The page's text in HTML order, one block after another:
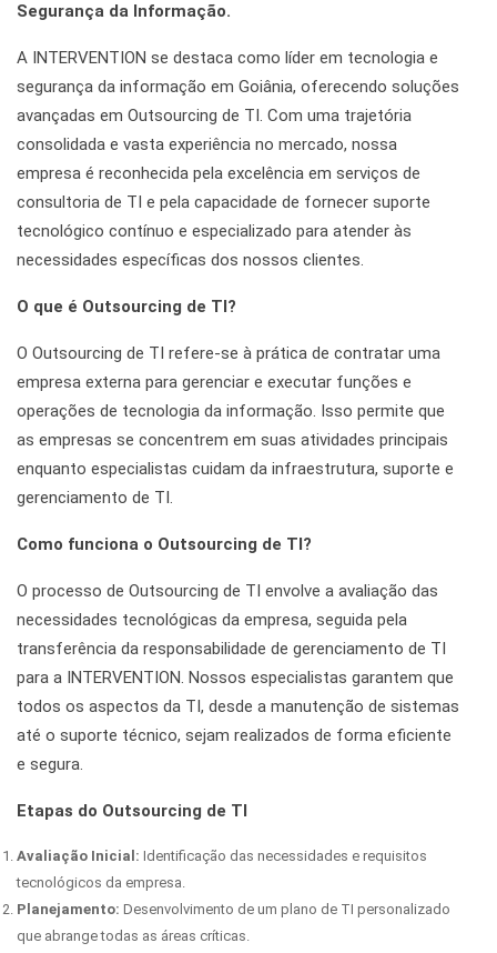
Segurança da Informação.
A INTERVENTION se destaca como líder em tecnologia e
segurança da informação em Goiânia, oferecendo soluções
avançadas em Outsourcing de TI. Com uma trajetória
consolidada e vasta experiência no mercado, nossa
empresa é reconhecida pela excelência em serviços de
consultoria de TI e pela capacidade de fornecer suporte
tecnológico contínuo e especializado para atender às
necessidades específicas dos nossos clientes.
O que é Outsourcing de TI?
O Outsourcing de TI refere-se à prática de contratar uma
empresa externa para gerenciar e executar funções e
operações de tecnologia da informação. Isso permite que
as empresas se concentrem em suas atividades principais
enquanto especialistas cuidam da infraestrutura, suporte e
gerenciamento de TI.
Como funciona o Outsourcing de TI?
O processo de Outsourcing de TI envolve a avaliação das
necessidades tecnológicas da empresa, seguida pela
transferência da responsabilidade de gerenciamento de TI
para a INTERVENTION. Nossos especialistas garantem que
todos os aspectos da TI, desde a manutenção de sistemas
até o suporte técnico, sejam realizados de forma eficiente
e segura.
Etapas do Outsourcing de TI
Avaliação Inicial: Identificação das necessidades e requisitos
tecnológicos da empresa.
Planejamento: Desenvolvimento de um plano de TI personalizado
que abrange todas as áreas críticas.